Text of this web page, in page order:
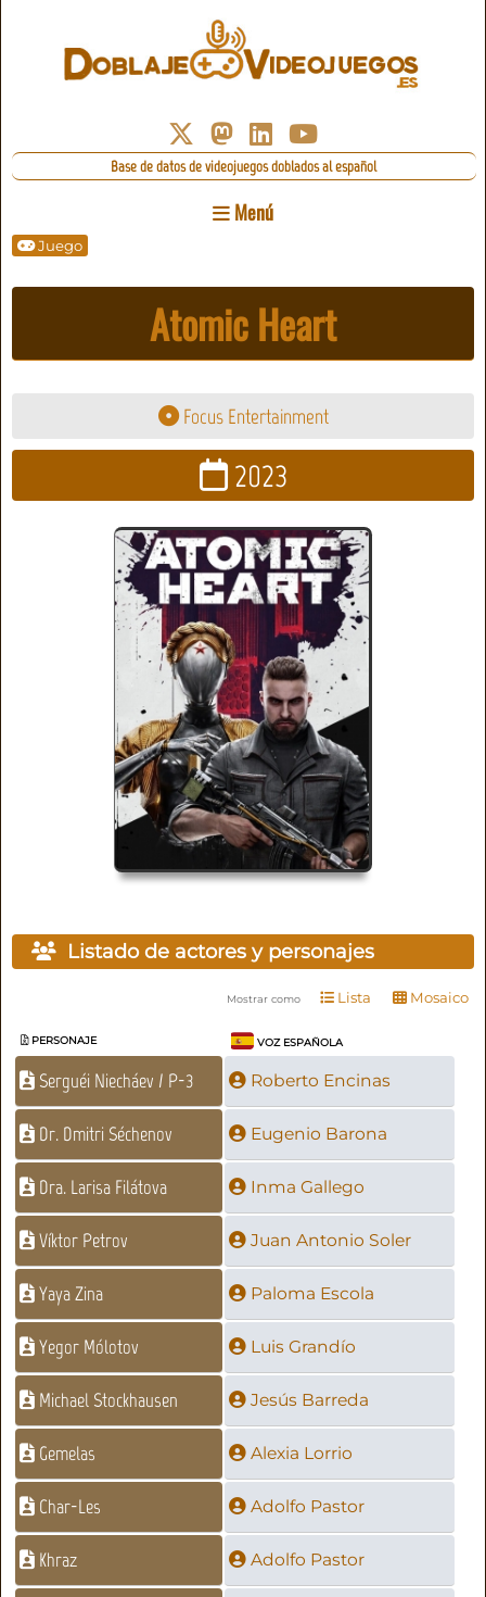
Base de datos de videojuegos doblados al español
Menú
Juego
Atomic Heart
Focus Entertainment
2023
Listado de actores y personajes
Mostrar como Lista Mosaico
PERSONAJE VOZ ESPAÑOLA
Serguéi Niecháev / P-3 Roberto Encinas
Dr. Dmitri Séchenov Eugenio Barona
Dra. Larisa Filátova Inma Gallego
Víktor Petrov Juan Antonio Soler
Yaya Zina Paloma Escola
Yegor Mólotov Luis Grandío
Michael Stockhausen Jesús Barreda
Gemelas Alexia Lorrio
Char-Les Adolfo Pastor
Khraz Adolfo Pastor